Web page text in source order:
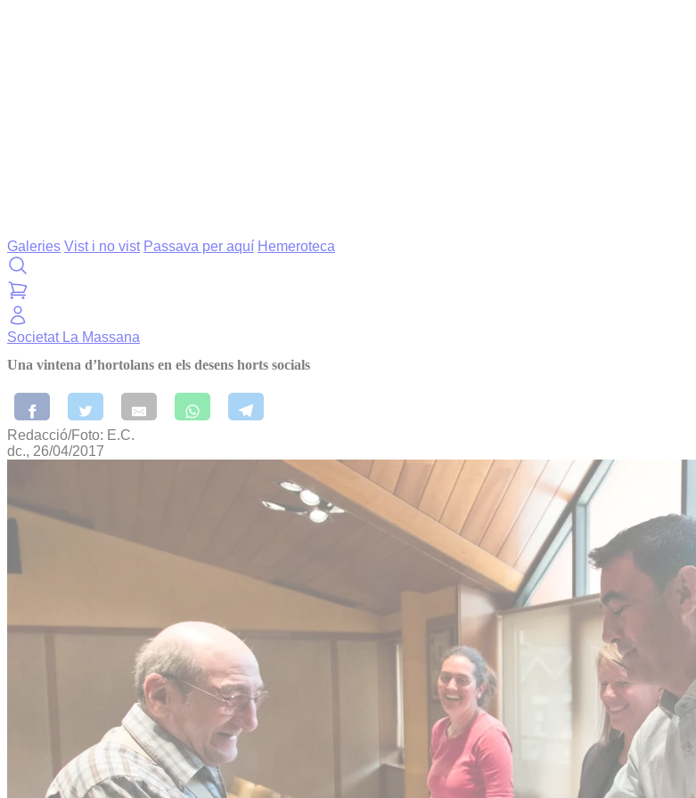
Galeries Vist i no vist Passava per aquí Hemeroteca
Societat La Massana
Una vintena d’hortolans en els desens horts socials
Redacció/Foto: E.C.
dc., 26/04/2017